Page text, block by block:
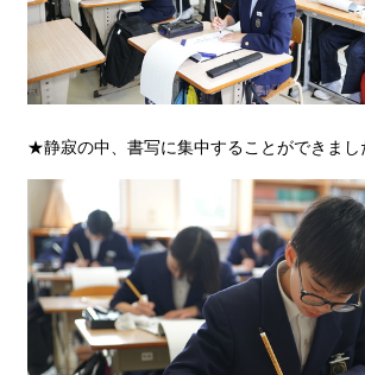
★静寂の中、書写に集中することができまし